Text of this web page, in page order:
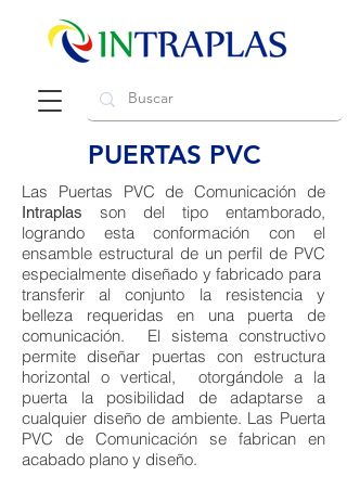
PUERTAS PVC
Las Puertas PVC de Comunicación de
Intraplas
son del tipo entamborado,
logrando esta conformación con el
ensamble estructural de un perfil de PVC
especialmente diseñado y fabricado para
transferir al conjunto la resistencia y
belleza requeridas en una puerta de
comunicación. El sistema constructivo
permite diseñar puertas con estructura
horizontal o vertical, otorgándole a la
puerta la posibilidad de adaptarse a
cualquier diseño de ambiente. Las Puerta
PVC de Comunicación se fabrican en
acabado plano y diseño.